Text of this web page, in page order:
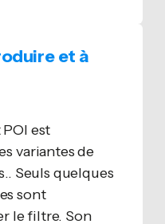
et à
est
variantes de
Seuls quelques
sont
le filtre. Son